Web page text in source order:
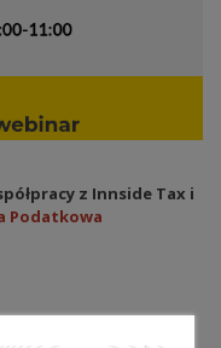
z Innside Tax i
Podatkowa